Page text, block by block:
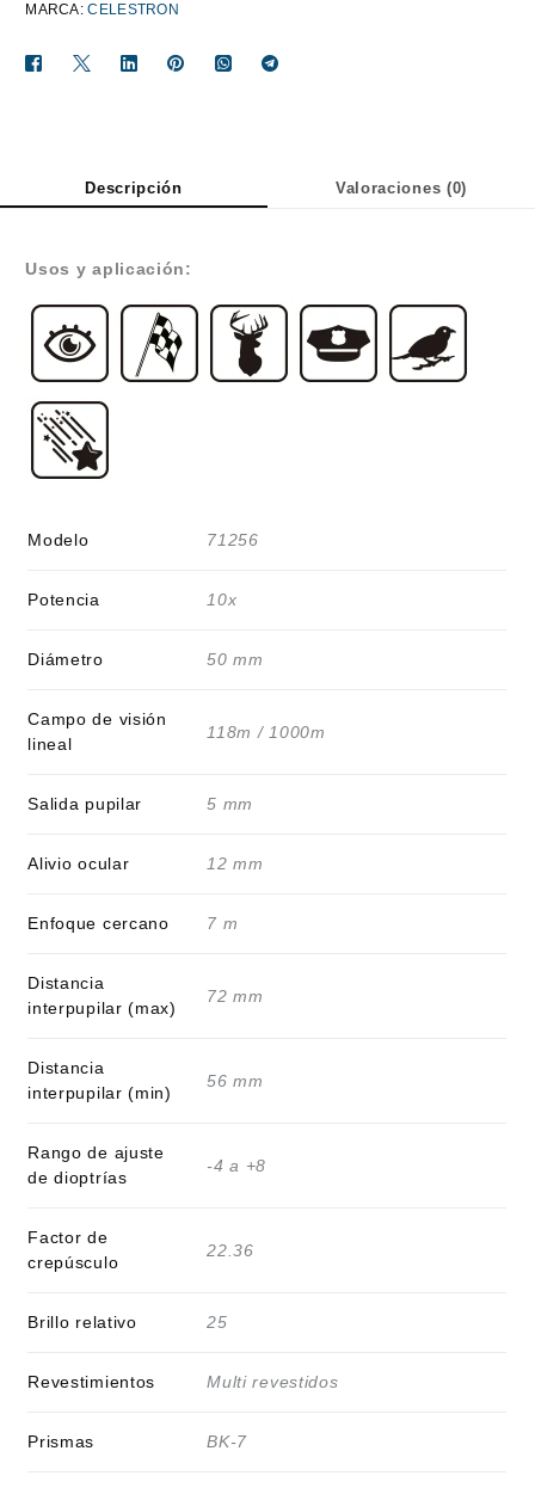
MARCA:CELESTRON
Descripción Valoraciones (0)
Usos y aplicación:
Modelo 71256
Potencia 10x
Diámetro 50 mm
Campo de visión
lineal
118m / 1000m
Salida pupilar 5 mm
Alivio ocular 12 mm
Enfoque cercano 7 m
Distancia
interpupilar (max)
72 mm
Distancia
interpupilar (min)
56 mm
Rango de ajuste
de dioptrías
-4 a +8
Factor de
crepúsculo
22.36
Brillo relativo 25
Revestimientos Multi revestidos
Prismas BK-7